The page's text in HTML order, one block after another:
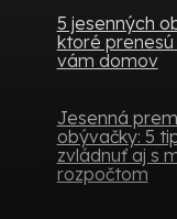
5 jesenných
ktoré
vám domov
Jesenná
obývačky: 5
zvládnuť aj s
rozpočtom